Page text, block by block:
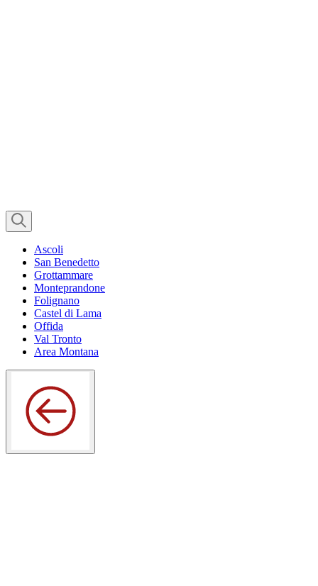
Ascoli
San Benedetto
Grottammare
Monteprandone
Folignano
Castel di Lama
Offida
Val Tronto
Area Montana